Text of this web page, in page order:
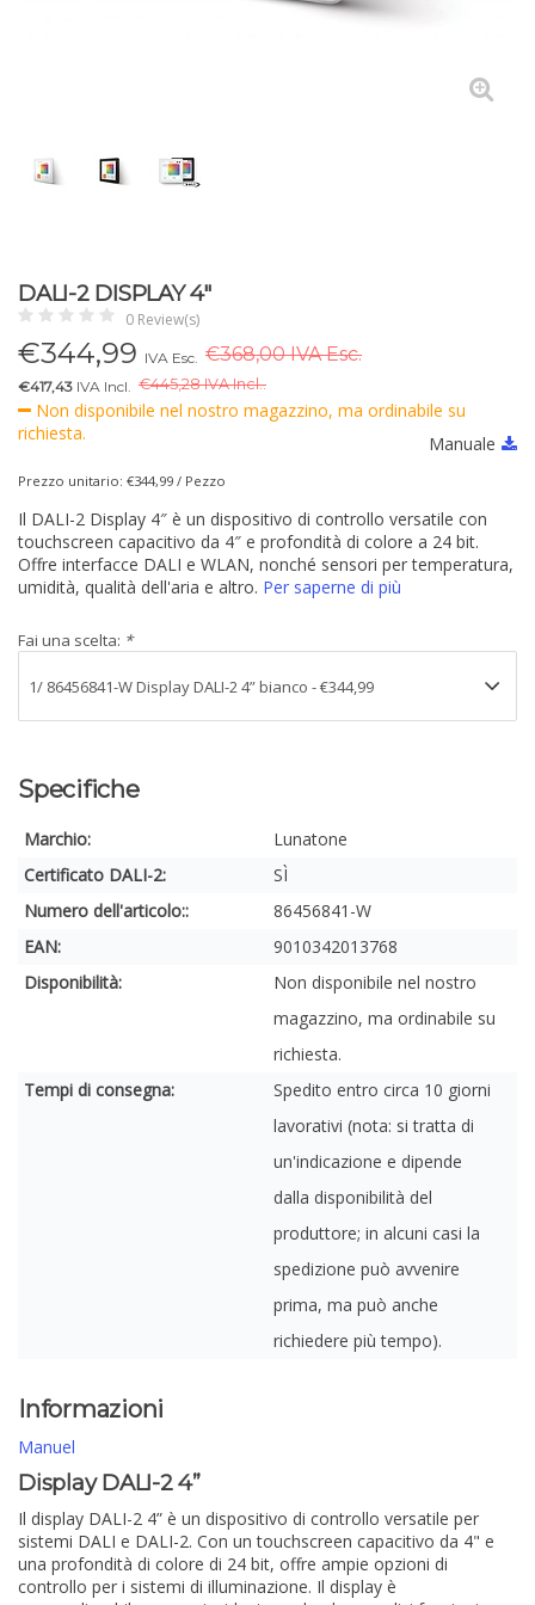
DALI-2 DISPLAY 4″
0 Review(s)
€344,99 IVA Esc. €368,00 IVA Esc.
€417,43 IVA Incl. €445,28 IVA Incl..
Non disponibile nel nostro magazzino, ma ordinabile su
richiesta.
Manuale
Prezzo unitario: €344,99 / Pezzo
Il DALI-2 Display 4″ è un dispositivo di controllo versatile con
touchscreen capacitivo da 4″ e profondità di colore a 24 bit.
Offre interfacce DALI e WLAN, nonché sensori per temperatura,
umidità, qualità dell'aria e altro. Per saperne di più
Fai una scelta: *
Specifiche
Marchio:
Lunatone
Certificato DALI-2:
SÌ
Numero dell'articolo::
86456841-W
EAN:
9010342013768
Disponibilità:
Non disponibile nel nostro
magazzino, ma ordinabile su
richiesta.
Tempi di consegna:
Spedito entro circa 10 giorni
lavorativi (nota: si tratta di
un'indicazione e dipende
dalla disponibilità del
produttore; in alcuni casi la
spedizione può avvenire
prima, ma può anche
richiedere più tempo).
Informazioni
Manuel
Display DALI-2 4”
Il display DALI-2 4” è un dispositivo di controllo versatile per
sistemi DALI e DALI-2. Con un touchscreen capacitivo da 4" e
una profondità di colore di 24 bit, offre ampie opzioni di
controllo per i sistemi di illuminazione. Il display è